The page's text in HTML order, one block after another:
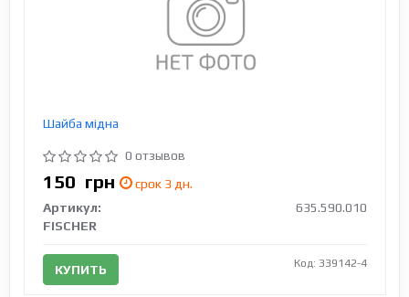
Шайба мідна
0 отзывов
150 грн
срок 3 дн.
Артикул:
635.590.010
FISCHER
КУПИТЬ Код: 339142-4